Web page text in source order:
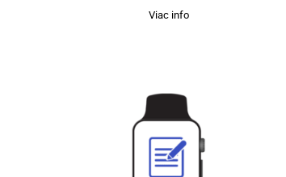
Viac info